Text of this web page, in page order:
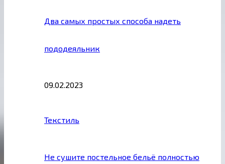
Два самых простых способа надеть
пододеяльник
09.02.2023
Текстиль
Не сушите постельное бельё полностью